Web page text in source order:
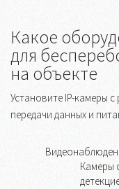
Какое
для
на объекте
Установите IP-камеры
передачи данных и
Камеры